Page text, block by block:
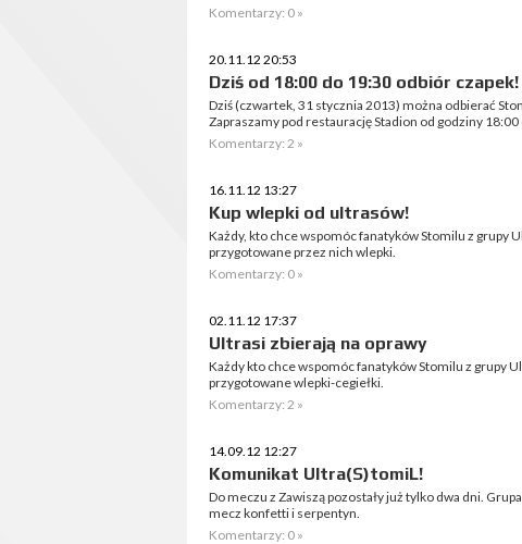
Komentarzy: 0 »
20.11.12 20:53
Dziś od 18:00 do 19:30 odbiór czapek!
Dziś (czwartek, 31 stycznia 2013) można odbierać
Zapraszamy pod restaurację Stadion od godziny
Komentarzy: 2 »
16.11.12 13:27
Kup wlepki od ultrasów!
Każdy, kto chce wspomóc fanatyków Stomilu z grupy
przygotowane przez nich wlepki.
Komentarzy: 0 »
02.11.12 17:37
Ultrasi zbierają na oprawy
Każdy kto chce wspomóc fanatyków Stomilu z grupy
przygotowane wlepki-cegiełki.
Komentarzy: 2 »
14.09.12 12:27
Komunikat Ultra(S)tomiL!
Do meczu z Zawiszą pozostały już tylko dwa dni.
mecz konfetti i serpentyn.
Komentarzy: 0 »